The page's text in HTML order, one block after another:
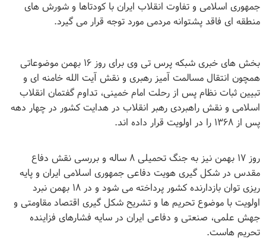
جمهوری اسلامی و تفاوت انقلاب ایران با کودتاها و شورش های
منطقه ای فاقد پشتوانه مردمی مورد توجه قرار می گیرد.
بخش های خبری شبکه پرس تی وی برای روز ۱۶ بهمن موضوعاتی
همچون انتقال مسالمت آمیز رهبری و نقش آیت الله خامنه ای و
تبیین ثبات نظام پس از رحلت امام خمینی، تداوم گفتمان انقلاب
اسلامی و نقش راهبردی رهبر انقلاب در هدایت کشور در چهار دهه
پس از ۱۳۶۸ را در اولویت قرار داده اند
.
روز ۱۷ بهمن نیز به جنگ تحمیلی ۸ ساله و بررسی نقش دفاع
مقدس در شکل گیری هویت دفاعی جمهوری اسلامی ایران و پایه
ریزی توان بازدارنده کشور پرداخته می شود و در ۱۸ بهمن نبرد
اولویت با موضوع تحریم ها و تشریح شکل گیری اقتصاد مقاومتی و
جهش علمی، صنعتی و دفاعی ایران در سایه فشارهای فزاینده
تحریم هاست.